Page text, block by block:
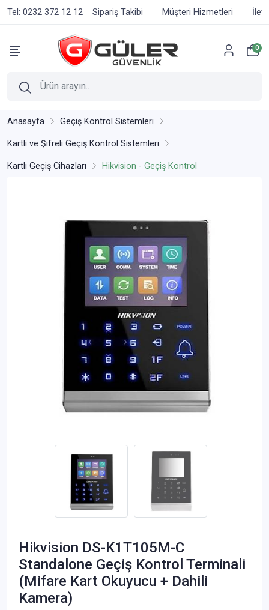
Tel: 0232 372 12 12 Sipariş Takibi Müşteri Hizmetleri
0
Anasayfa Geçiş Kontrol Sistemleri
Kartlı ve Şifreli Geçiş Kontrol Sistemleri
Kartlı Geçiş Cihazları Hikvision - Geçiş Kontrol
Hikvision DS-K1T105M-C
Standalone Geçiş Kontrol Terminali
(Mifare Kart Okuyucu + Dahili
Kamera)